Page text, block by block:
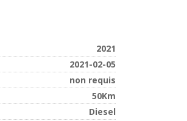
2021
2021-02-05
non requis
50Km
Diesel